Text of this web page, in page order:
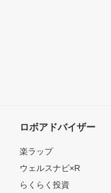
ロボアドバイザー
楽ラップ
ウェルスナビ×R
らくらく投資